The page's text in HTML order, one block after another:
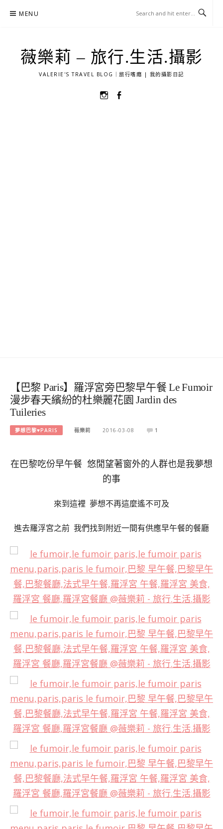
MENU
薇樂莉 – 旅行.生活.攝影
VALERIE'S TRAVEL BLOG｜旅行嗜癮 | 我的攝影日記
選
【巴黎 Paris】羅浮宮旁巴黎早午餐 Le Fumoir
漫步春天繽紛的杜樂麗花園 Jardin des
Tuileries
夢想巴黎♥PARIS 薇樂莉 2016-03-08 1
在巴黎吃份早午餐 悠閒望著窗外的人群也是我夢想
的事
來到這裡 夢想不再這麼遙不可及
進去羅浮宮之前 我們找到附近一間有供應早午餐的餐廳